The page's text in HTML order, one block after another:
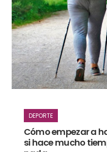
DEPORTE
Cómo empezar a
si hace mucho